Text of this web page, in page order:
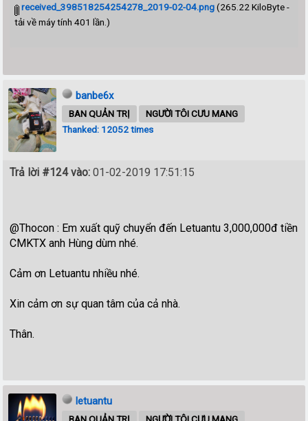
received_398518254254278_2019-02-04.png(265.22 KiloByte -
tải về máy tính 401 lần.)
banbe6x
BAN QUẢN TRỊ
NGƯỜI TÔI CƯU MANG
Thanked: 12052 times
Trả lời #124 vào: 01-02-2019 17:51:15
@Thocon : Em xuất quỹ chuyển đến Letuantu 3,000,000đ tiền
CMKTX anh Hùng dùm nhé.
Cảm ơn Letuantu nhiều nhé.
Xin cảm ơn sự quan tâm của cả nhà.
Thân.
letuantu